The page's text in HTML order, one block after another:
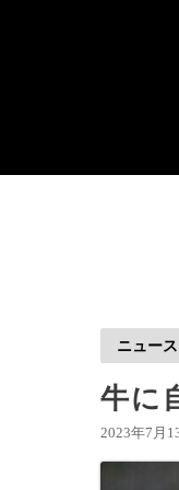
ニュース
牛に
2023年7月